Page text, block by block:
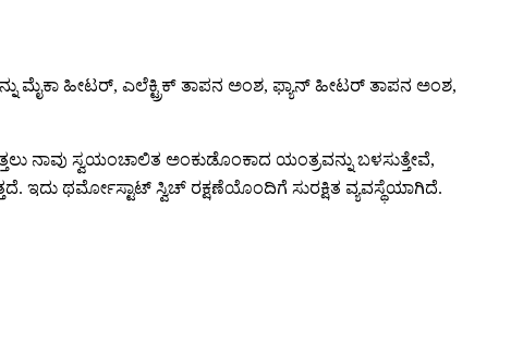
ಮೈಕಾ ಹೀಟರ್, ಎಲೆಕ್ಟ್ರಿಕ್ ತಾಪನ ಅಂಶ, ಫ್ಯಾನ್ ಹೀಟರ್ ತಾಪನ ಅಂಶ,
ನಾವು ಸ್ವಯಂಚಾಲಿತ ಅಂಕುಡೊಂಕಾದ ಯಂತ್ರವನ್ನು ಬಳಸುತ್ತೇವೆ,
ಇದು ಥರ್ಮೋಸ್ಟಾಟ್ ಸ್ವಿಚ್ ರಕ್ಷಣೆಯೊಂದಿಗೆ ಸುರಕ್ಷಿತ ವ್ಯವಸ್ಥೆಯಾಗಿದೆ.